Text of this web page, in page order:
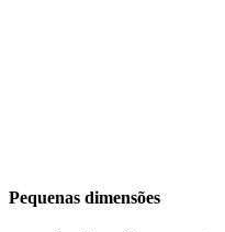
Pequenas dimensões